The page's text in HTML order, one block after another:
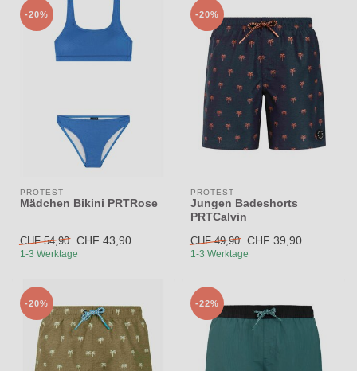
-20%
PROTEST
Mädchen Bikini PRTRose
CHF 54,90 CHF 43,90
1-3 Werktage
-20%
PROTEST
Jungen Badeshorts
PRTCalvin
CHF 49,90 CHF 39,90
1-3 Werktage
-20% -22%